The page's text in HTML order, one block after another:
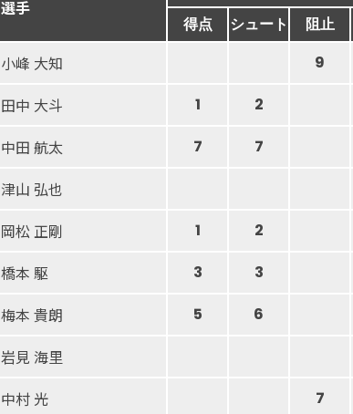
選手
得点
シュート 阻止
小峰 大知 9
田中 大斗 1
2
中田 航太 7 7
津山 弘也
岡松 正剛 1
2
橋本 駆 3
3
梅本 貴朗 5
6
岩見 海里
中村 光 7